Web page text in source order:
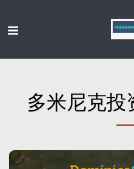
多米尼克投